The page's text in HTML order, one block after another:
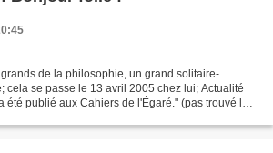
de la philosophie, un grand solitaire-
cela se passe le 13 avril 2005 chez lui; Actualité
été publié aux Cahiers de l'Égaré." (pas trouvé la